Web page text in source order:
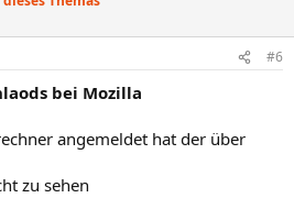
#6
bei Mozilla
angemeldet hat der über
zu sehen